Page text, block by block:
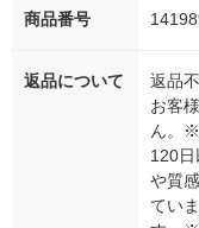
商品番号
返品について
返品
お客
ん。
120
や質
てい